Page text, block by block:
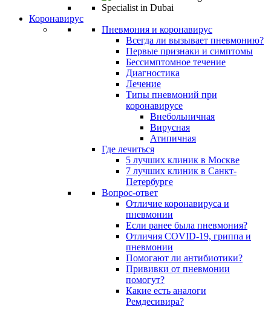
Коронавирус
Пневмония и коронавирус
Всегда ли вызывает пневмонию?
Первые признаки и симптомы
Бессимптомное течение
Диагностика
Лечение
Типы пневмоний при
коронавирусе
Внебольничная
Вирусная
Атипичная
Где лечиться
5 лучших клиник в Москве
7 лучших клиник в Санкт-
Петербурге
Вопрос-ответ
Отличие коронавируса и
пневмонии
Если ранее была пневмония?
Отличия COVID-19, гриппа и
пневмонии
Помогают ли антибиотики?
Прививки от пневмонии
помогут?
Какие есть аналоги
Ремдесивира?